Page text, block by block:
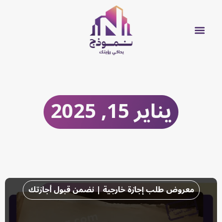
يناير 15, 2025
معروض طلب إجازة خارجية | نضمن قبول أجازتك